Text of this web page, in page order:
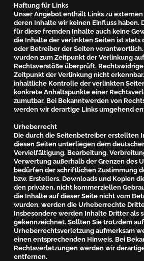
Haftung für Links
Unser Angebot enthält Links zu
deren Inhalte wir keinen Einfluss haben.
für diese fremden Inhalte auch keine
die Inhalte der verlinkten Seiten ist stets
oder Betreiber der Seiten
wurden zum Zeitpunkt der Verlinkung
Rechtsverstöße überprüft.
Zeitpunkt der Verlinkung nicht
inhaltliche Kontrolle der verlinkten
konkrete Anhaltspunkte einer
zumutbar. Bei Bekanntwerden von
werden wir derartige Links umgehend
Urheberrecht
Die durch die Seitenbetreiber erstellten
diesen Seiten unterliegen dem
Vervielfältigung, Bearbeitung,
Verwertung außerhalb der Grenzen des
bedürfen der schriftlichen Zustimmung
bzw. Erstellers. Downloads und Kopien
den privaten, nicht kommerziellen
die Inhalte auf dieser Seite nicht vom
wurden, werden die Urheberrechte
Insbesondere werden Inhalte Dritter als
gekennzeichnet. Sollten Sie trotzdem
Urheberrechtsverletzung aufmerksam
einen entsprechenden Hinweis. Bei
Rechtsverletzungen werden wir
entfernen.